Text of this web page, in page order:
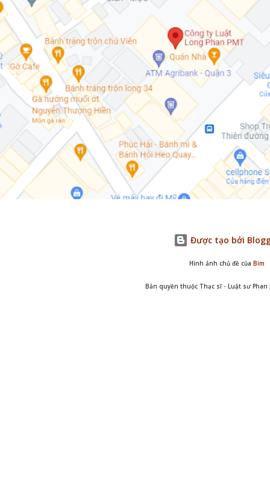
Được tạo bởi
Hình ảnh chủ đề của Bim
Bản quyền thuộc Thạc sĩ - Luật sư Phan